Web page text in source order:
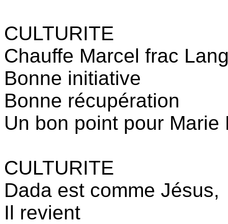
CULTURITE
Chauffe Marcel frac
Bonne initiative
Bonne récupération
Un bon point pour Marie
CULTURITE
Dada est comme Jésus,
Il revient